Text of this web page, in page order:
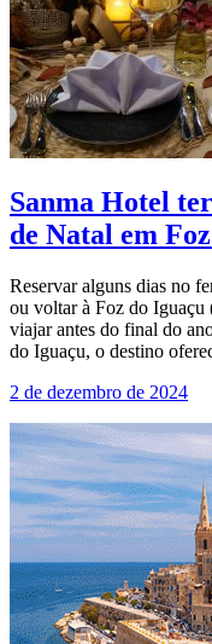
Sanma Hotel
de Natal em
Reservar alguns dias no
ou voltar à Foz do Iguaçu
viajar antes do final do
do Iguaçu, o destino
2 de dezembro de 2024